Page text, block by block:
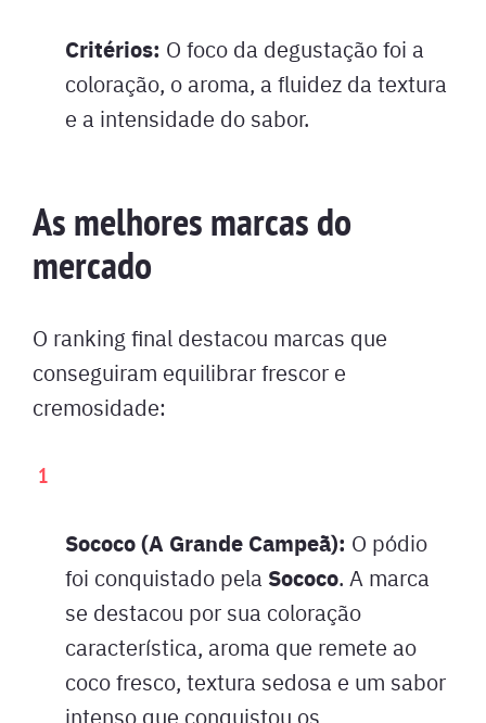
Critérios: O foco da degustação foi a
coloração, o aroma, a fluidez da textura
e a intensidade do sabor.
As melhores marcas do
mercado
O ranking final destacou marcas que
conseguiram equilibrar frescor e
cremosidade:
Sococo (A Grande Campeã): O pódio
foi conquistado pela Sococo. A marca
se destacou por sua coloração
característica, aroma que remete ao
coco fresco, textura sedosa e um sabor
intenso que conquistou os